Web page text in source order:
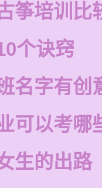
筝培训比
个诀窍
名字有创
可以考哪
生的出路